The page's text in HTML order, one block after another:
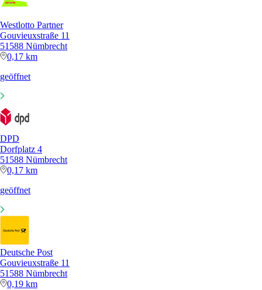
Westlotto Partner
Gouvieuxstraße 11
51588 Nümbrecht
0,17 km
geöffnet
DPD
Dorfplatz 4
51588 Nümbrecht
0,17 km
geöffnet
Deutsche Post
Gouvieuxstraße 11
51588 Nümbrecht
0,19 km